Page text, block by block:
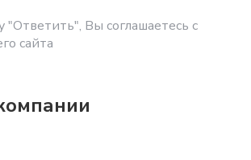
Вы соглашаетесь с
сайта